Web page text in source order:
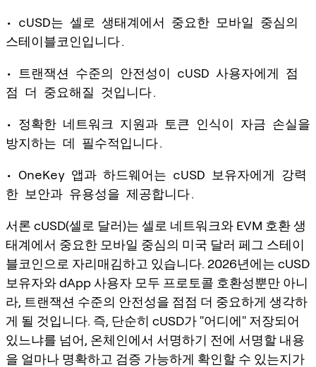
• cUSD는 셀로 생태계에서 중요한 모바일 중심의
스테이블코인입니다.
• 트랜잭션 수준의 안전성이 cUSD 사용자에게 점
점 더 중요해질 것입니다.
• 정확한 네트워크 지원과 토큰 인식이 자금 손실을
방지하는 데 필수적입니다.
• OneKey 앱과 하드웨어는 cUSD 보유자에게 강력
한 보안과 유용성을 제공합니다.
서론 cUSD(셀로 달러)는 셀로 네트워크와 EVM 호환 생
태계에서 중요한 모바일 중심의 미국 달러 페그 스테이
블코인으로 자리매김하고 있습니다. 2026년에는 cUSD
보유자와 dApp 사용자 모두 프로토콜 호환성뿐만 아니
라, 트랜잭션 수준의 안전성을 점점 더 중요하게 생각하
게 될 것입니다. 즉, 단순히 cUSD가 "어디에" 저장되어
있느냐를 넘어, 온체인에서 서명하기 전에 서명할 내용
을 얼마나 명확하고 검증 가능하게 확인할 수 있는지가